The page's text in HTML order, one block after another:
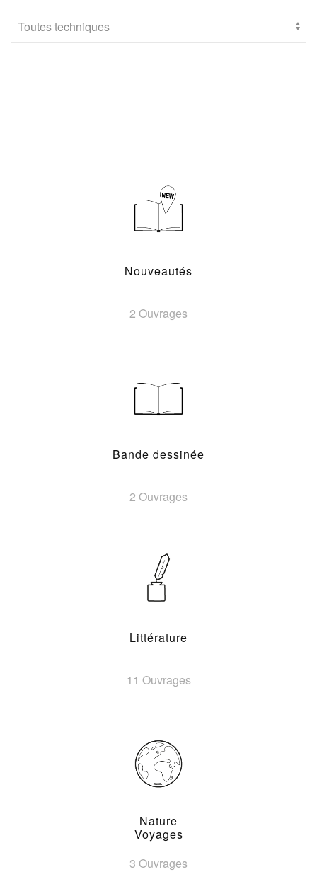
Nouveautés
2 Ouvrages
Bande dessinée
2 Ouvrages
Littérature
11 Ouvrages
Nature
Voyages
3 Ouvrages